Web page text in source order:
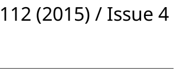
(2015) / Issue 4